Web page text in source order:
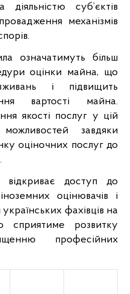
суб’єктів
механізмів
означатимуть більш
оцінки майна, що
і підвищить
вартості майна.
якості послуг у цій
завдяки
оціночних послуг до
відкриває доступ до
оцінювачів і
фахівців на
сприятиме розвитку
професійних